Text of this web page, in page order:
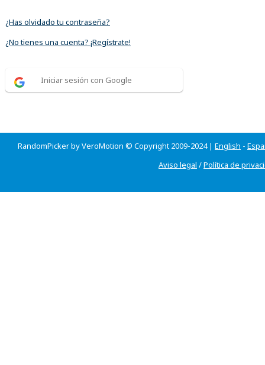
¿Has olvidado tu contraseña?
¿No tienes una cuenta? ¡Regístrate!
Iniciar sesión con Google
RandomPicker by VeroMotion © Copyright 2009-2024 | English -
Aviso legal /Política de